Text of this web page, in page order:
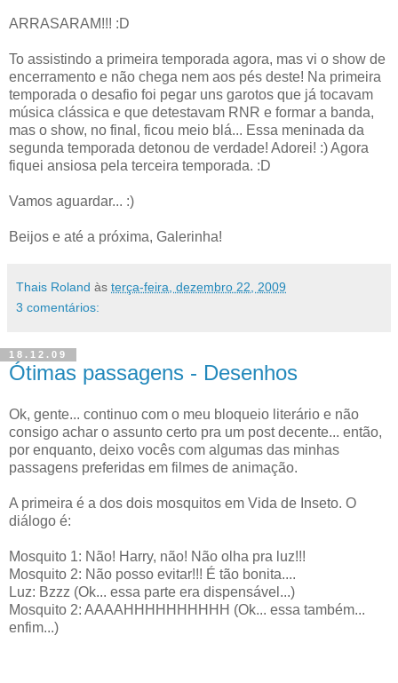
ARRASARAM!!! :D
To assistindo a primeira temporada agora, mas vi o show de
encerramento e não chega nem aos pés deste! Na primeira
temporada o desafio foi pegar uns garotos que já tocavam
música clássica e que detestavam RNR e formar a banda,
mas o show, no final, ficou meio blá... Essa meninada da
segunda temporada detonou de verdade! Adorei! :) Agora
fiquei ansiosa pela terceira temporada. :D
Vamos aguardar... :)
Beijos e até a próxima, Galerinha!
Thais Roland às terça-feira, dezembro 22, 2009
3 comentários:
18.12.09
Ótimas passagens - Desenhos
Ok, gente... continuo com o meu bloqueio literário e não
consigo achar o assunto certo pra um post decente... então,
por enquanto, deixo vocês com algumas das minhas
passagens preferidas em filmes de animação.
A primeira é a dos dois mosquitos em Vida de Inseto. O
diálogo é:
Mosquito 1: Não! Harry, não! Não olha pra luz!!!
Mosquito 2: Não posso evitar!!! É tão bonita....
Luz: Bzzz (Ok... essa parte era dispensável...)
Mosquito 2: AAAAHHHHHHHHHH (Ok... essa também...
enfim...)